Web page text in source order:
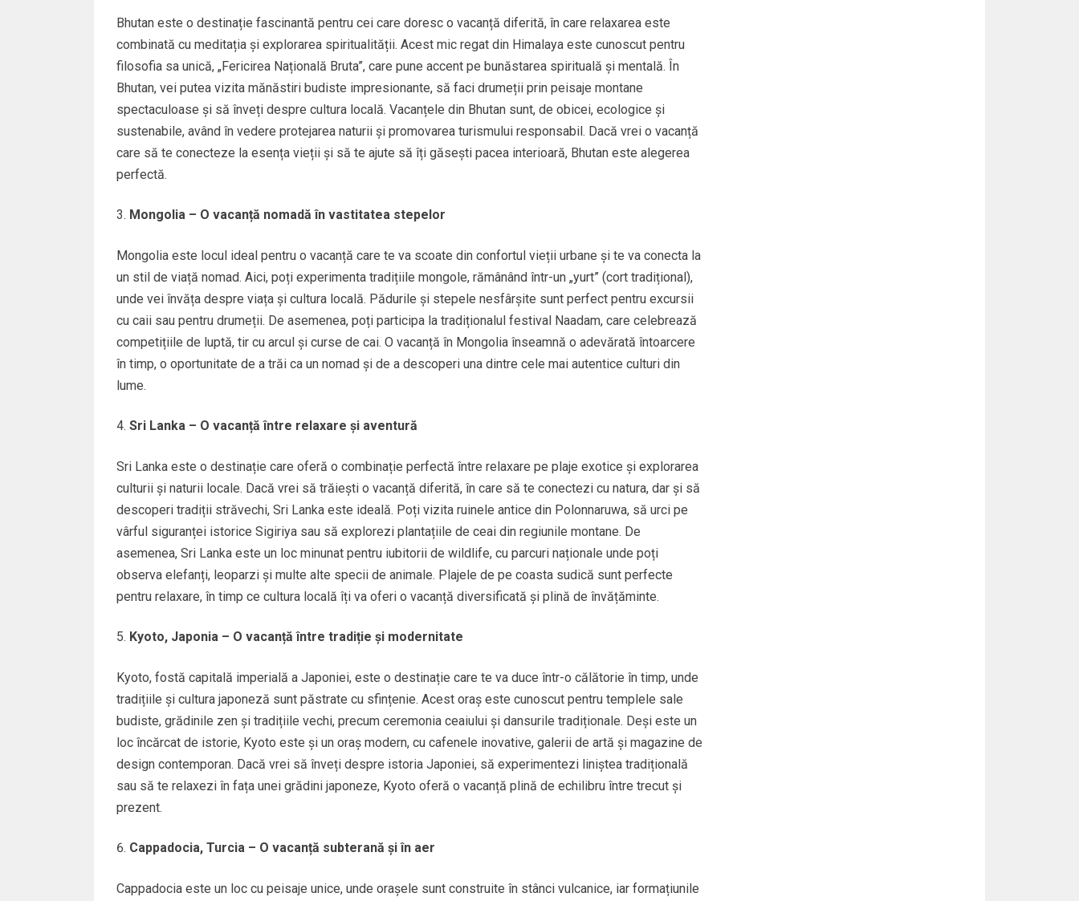
Bhutan este o destinație fascinantă pentru cei care doresc o vacanță diferită, în care relaxarea este
combinată cu meditația și explorarea spiritualității. Acest mic regat din Himalaya este cunoscut pentru
filosofia sa unică, „Fericirea Națională Bruta”, care pune accent pe bunăstarea spirituală și mentală. În
Bhutan, vei putea vizita mănăstiri budiste impresionante, să faci drumeții prin peisaje montane
spectaculoase și să înveți despre cultura locală. Vacanțele din Bhutan sunt, de obicei, ecologice și
sustenabile, având în vedere protejarea naturii și promovarea turismului responsabil. Dacă vrei o vacanță
care să te conecteze la esența vieții și să te ajute să îți găsești pacea interioară, Bhutan este alegerea
perfectă.
Mongolia – O vacanță nomadă în vastitatea stepelor
Mongolia este locul ideal pentru o vacanță care te va scoate din confortul vieții urbane și te va conecta la
un stil de viață nomad. Aici, poți experimenta tradițiile mongole, rămânând într-un „yurt” (cort tradițional),
unde vei învăța despre viața și cultura locală. Pădurile și stepele nesfârșite sunt perfect pentru excursii
cu caii sau pentru drumeții. De asemenea, poți participa la tradiționalul festival Naadam, care celebrează
competițiile de luptă, tir cu arcul și curse de cai. O vacanță în Mongolia înseamnă o adevărată întoarcere
în timp, o oportunitate de a trăi ca un nomad și de a descoperi una dintre cele mai autentice culturi din
lume.
Sri Lanka – O vacanță între relaxare și aventură
Sri Lanka este o destinație care oferă o combinație perfectă între relaxare pe plaje exotice și explorarea
culturii și naturii locale. Dacă vrei să trăiești o vacanță diferită, în care să te conectezi cu natura, dar și să
descoperi tradiții străvechi, Sri Lanka este ideală. Poți vizita ruinele antice din Polonnaruwa, să urci pe
vârful siguranței istorice Sigiriya sau să explorezi plantațiile de ceai din regiunile montane. De
asemenea, Sri Lanka este un loc minunat pentru iubitorii de wildlife, cu parcuri naționale unde poți
observa elefanți, leoparzi și multe alte specii de animale. Plajele de pe coasta sudică sunt perfecte
pentru relaxare, în timp ce cultura locală îți va oferi o vacanță diversificată și plină de învățăminte.
Kyoto, Japonia – O vacanță între tradiție și modernitate
Kyoto, fostă capitală imperială a Japoniei, este o destinație care te va duce într-o călătorie în timp, unde
tradițiile și cultura japoneză sunt păstrate cu sfințenie. Acest oraș este cunoscut pentru templele sale
budiste, grădinile zen și tradițiile vechi, precum ceremonia ceaiului și dansurile tradiționale. Deși este un
loc încărcat de istorie, Kyoto este și un oraș modern, cu cafenele inovative, galerii de artă și magazine de
design contemporan. Dacă vrei să înveți despre istoria Japoniei, să experimentezi liniștea tradițională
sau să te relaxezi în fața unei grădini japoneze, Kyoto oferă o vacanță plină de echilibru între trecut și
prezent.
Cappadocia, Turcia – O vacanță subterană și în aer
Cappadocia este un loc cu peisaje unice, unde orașele sunt construite în stânci vulcanice, iar formațiunile